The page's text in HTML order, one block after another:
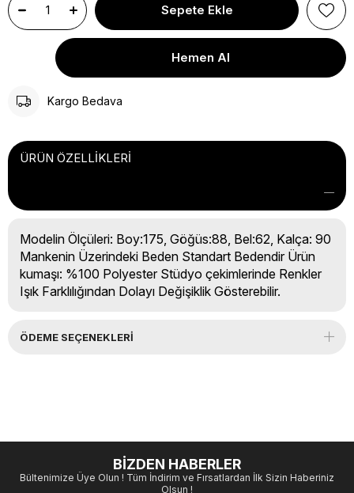
Kargo Bedava
ÜRÜN ÖZELLIKLERI
Modelin Ölçüleri: Boy:175, Göğüs:88, Bel:62, Kalça: 90
Mankenin Üzerindeki Beden Standart Bedendir Ürün
kumaşı: %100 Polyester Stüdyo çekimlerinde Renkler
Işık Farklılığından Dolayı Değişiklik Gösterebilir.
ÖDEME SEÇENEKLERI
BİZDEN HABERLER
Bültenimize Üye Olun ! Tüm İndirim ve Fırsatlardan İlk Sizin Haberiniz
Olsun !